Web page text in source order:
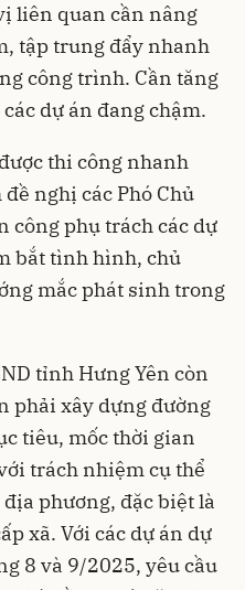
liên quan cần nâng
tập trung đẩy nhanh
công trình. Cần tăng
dự án đang chậm.
thi công nhanh
nghị các Phó Chủ
công phụ trách các dự
bắt tình hình, chủ
mắc phát sinh trong
tỉnh Hưng Yên còn
phải xây dựng đường
tiêu, mốc thời gian
trách nhiệm cụ thể
phương, đặc biệt là
xã. Với các dự án dự
8 và 9/2025, yêu cầu